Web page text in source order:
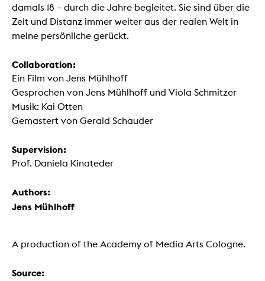
damals 18 – durch die Jahre begleitet. Sie sind über die
Zeit und Distanz immer weiter aus der realen Welt in
meine persönliche gerückt.
Collaboration:
Ein Film von Jens Mühlhoff
Gesprochen von Jens Mühlhoff und Viola Schmitzer
Musik: Kai Otten
Gemastert von Gerald Schauder
Supervision:
Prof. Daniela Kinateder
Authors:
Jens Mühlhoff
A production of the Academy of Media Arts Cologne.
Source: